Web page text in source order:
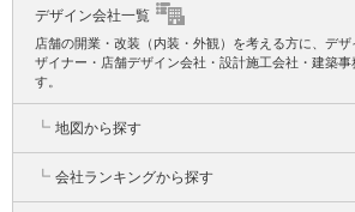
デザイン会社一覧
店舗の開業・改装（内装・外観）を考える方に、デ
ザイナー・店舗デザイン会社・設計施工会社・建築事
す。
┗ 地図から探す
┗ 会社ランキングから探す